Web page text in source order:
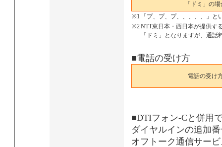
「ドミ」の
※1
「プ、プ、プ、、、、、」
※2NTT東日本・西日本が提供す
「ドミ」となりますが、通
■電話の受け方
電話の受け
■DTIフォン-Cと併用
ダイヤルインの追加
オフトーク通信サー